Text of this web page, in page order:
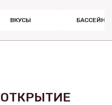
ВКУСЫ БАССЕЙН